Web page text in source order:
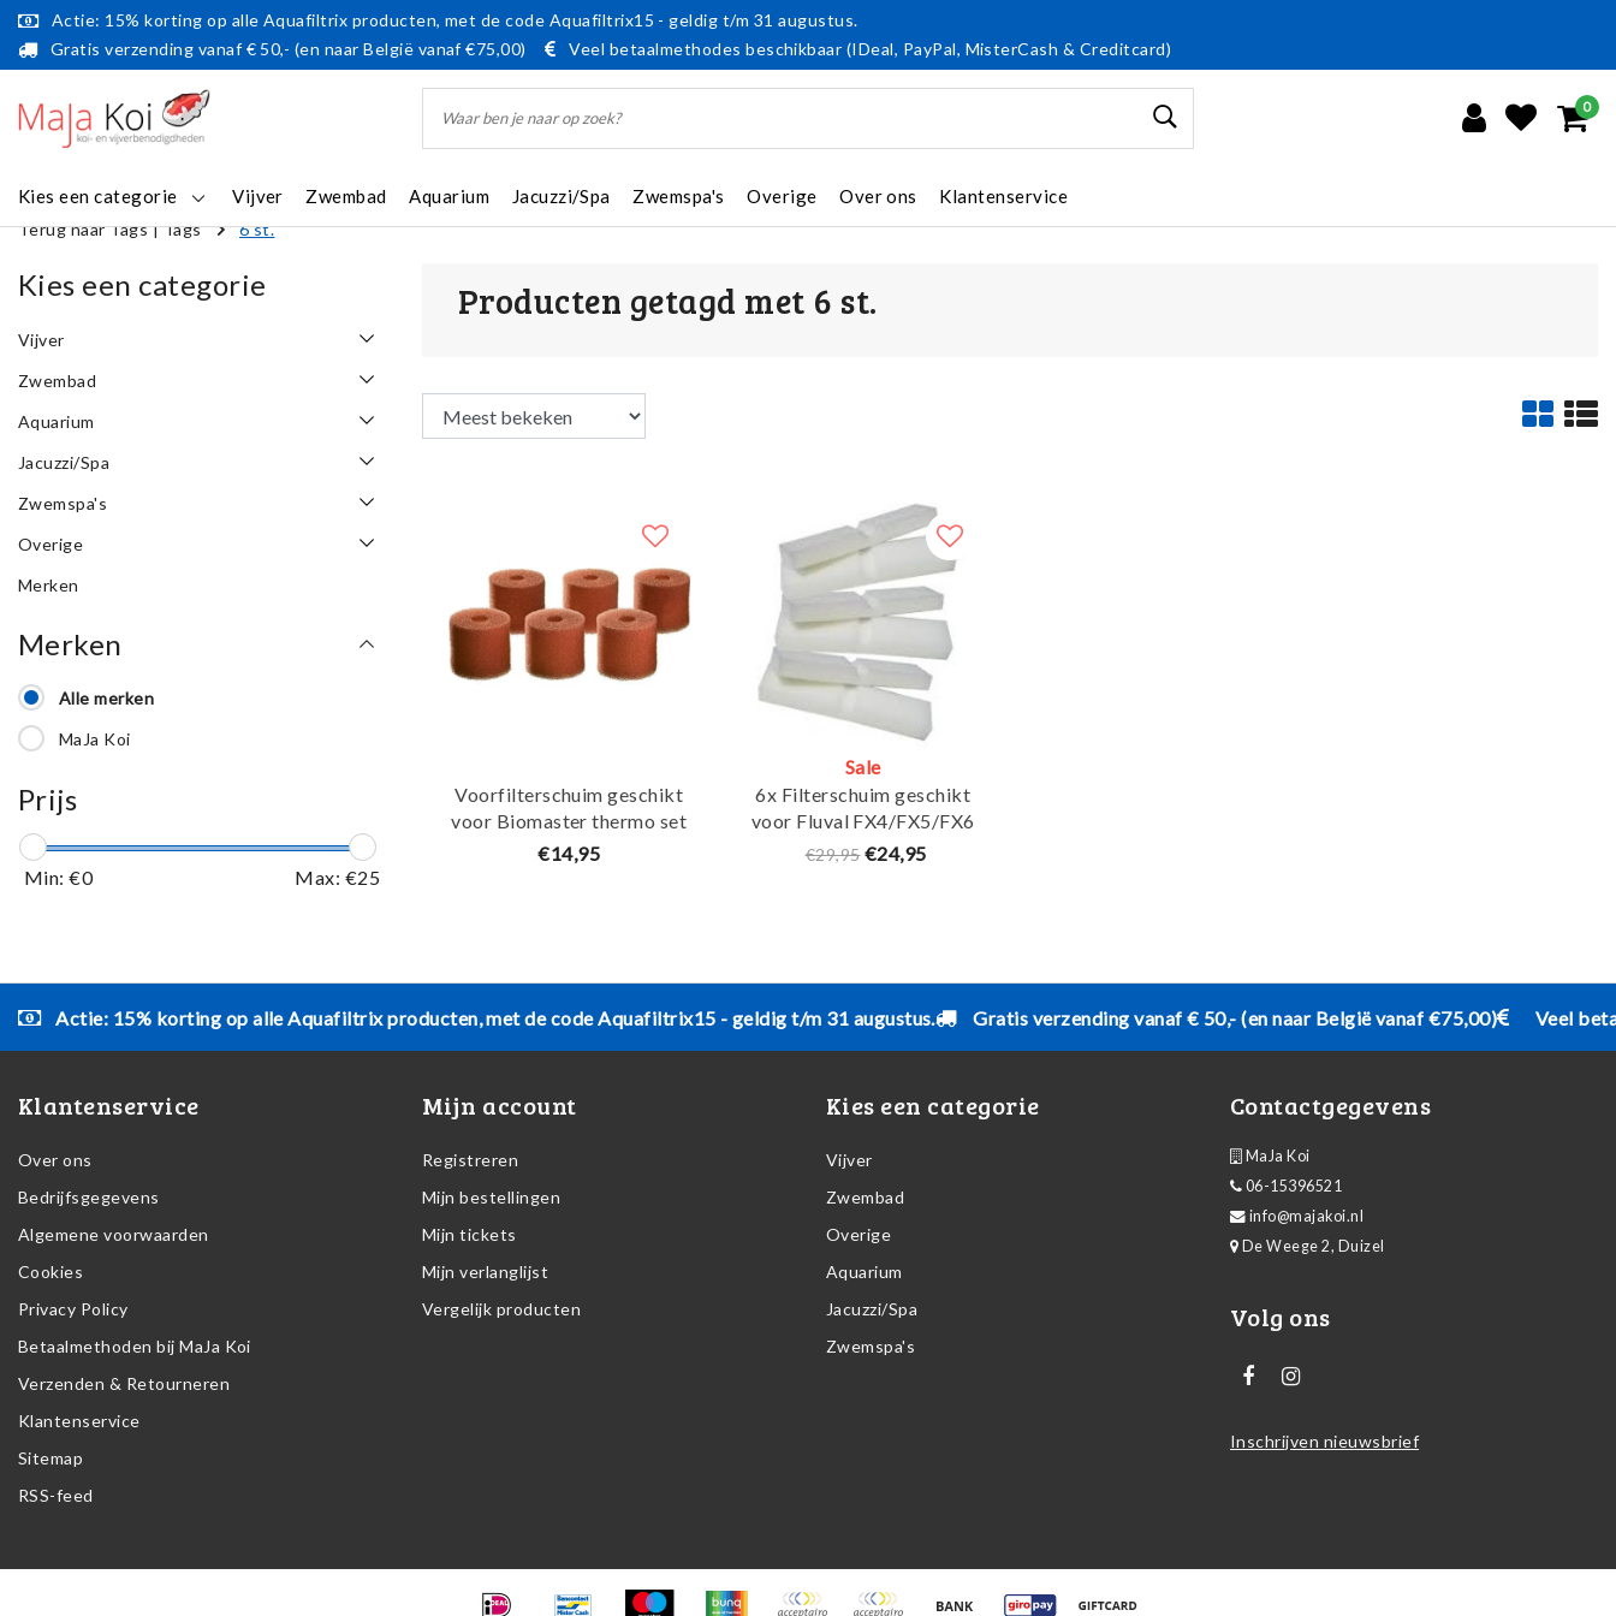
Actie: 15% korting op alle Aquafiltrix producten, met de code Aquafiltrix15 - geldig t/m 31 augustus.
Gratis verzending vanaf € 50,- (en naar België vanaf €75,00)
Veel betaalmethodes beschikbaar (IDeal, PayPal, MisterCash & Creditcard)
0
Kies een categorie Vijver Zwembad Aquarium Jacuzzi/Spa Zwemspa's Overige Over ons Klantenservice
Terug naar Tags|Tags 6 st.
Kies een categorie
Vijver
Zwembad
Aquarium
Jacuzzi/Spa
Zwemspa's
Overige
Merken
Merken
Alle merken
MaJa Koi
Prijs
Min: €0 Max: €25
Producten getagd met 6 st.
Voorfilterschuim geschikt
voor Biomaster thermo set
van 6 - Maja Koi
€14,95
Sale
6x Filterschuim geschikt
voor Fluval FX4/FX5/FX6
Fine filter pad - Maja Koi
€29,95 €24,95
Actie: 15% korting op alle Aquafiltrix producten, met de code Aquafiltrix15 - geldig t/m 31 augustus. Gratis verzending vanaf € 50,- (en naar België vanaf €75,00) Veel
Klantenservice
Over ons
Bedrijfsgegevens
Algemene voorwaarden
Cookies
Privacy Policy
Betaalmethoden bij MaJa Koi
Verzenden & Retourneren
Klantenservice
Sitemap
RSS-feed
Mijn account
Registreren
Mijn bestellingen
Mijn tickets
Mijn verlanglijst
Vergelijk producten
Kies een categorie
Vijver
Zwembad
Overige
Aquarium
Jacuzzi/Spa
Zwemspa's
Contactgegevens
MaJa Koi
06-15396521
info@majakoi.nl
De Weege 2, Duizel
Volg ons
Inschrijven nieuwsbrief